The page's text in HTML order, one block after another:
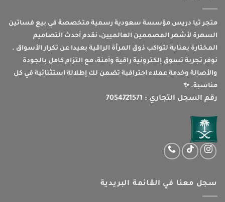
متجر تيا دريس مؤسسة سعودية رسمية متخصصة في بيع فساتين
السهرة لأشهر المصممين العالميين، نقدم أحدث التصاميم
المختارة بعناية لتواكب ذوق المرأة الراقية بعيدا عن تكرار الأسواق .
نوفر تجربة تسوق إلكترونية راقية وآمنة، مع التزام كامل بالجودة
والأصالة وخدمة عملاء احترافية تضمن لك إطلالة استثنائية في كل
مناسبة. ✨
رقم السجل التجاري : 7054721571
سجل معنا في القائمة البريدية